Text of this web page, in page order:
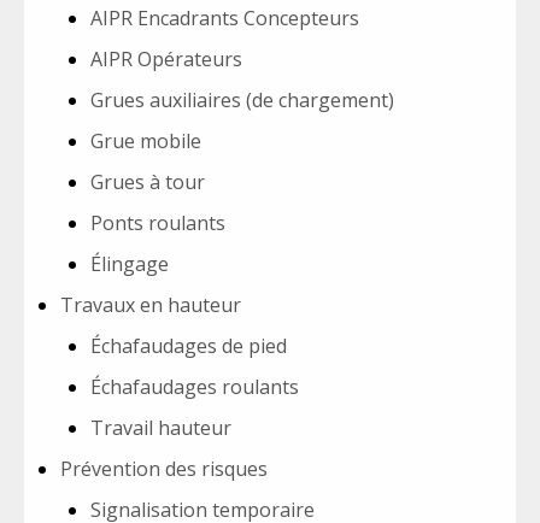
AIPR Encadrants Concepteurs
AIPR Opérateurs
Grues auxiliaires (de chargement)
Grue mobile
Grues à tour
Ponts roulants
Élingage
Travaux en hauteur
Échafaudages de pied
Échafaudages roulants
Travail hauteur
Prévention des risques
Signalisation temporaire